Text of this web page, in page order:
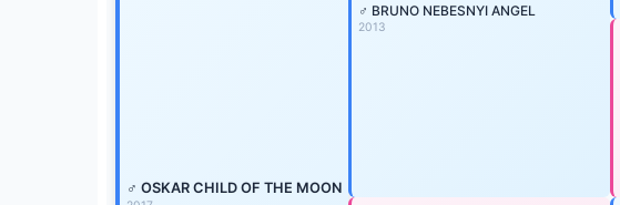
♂ OSKAR CHILD OF THE MOON
♂ BRUNO NEBESNYI ANGEL
2013